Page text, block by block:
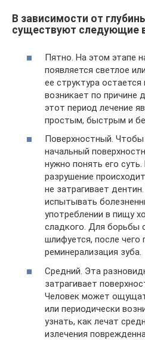
В зависимости от
существуют следующие
Пятно. На этом этапе
появляется светлое
ее структура
возникает по причине
этот период лечение
простым, быстрым и
Поверхностный. Чтобы
начальный
нужно понять его
разрушение
не затрагивает
испытывать
употреблении в пищу
сладкого. Для борьбы
шлифуется, после чего
реминерализация зуба.
Средний. Эта
затрагивает
Человек может
или периодически
узнать, как лечат
излечения